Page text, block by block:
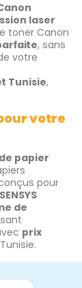
laser
toner Canon
, sans
votre
Tunisie,
votre
papier
pour
de
prix